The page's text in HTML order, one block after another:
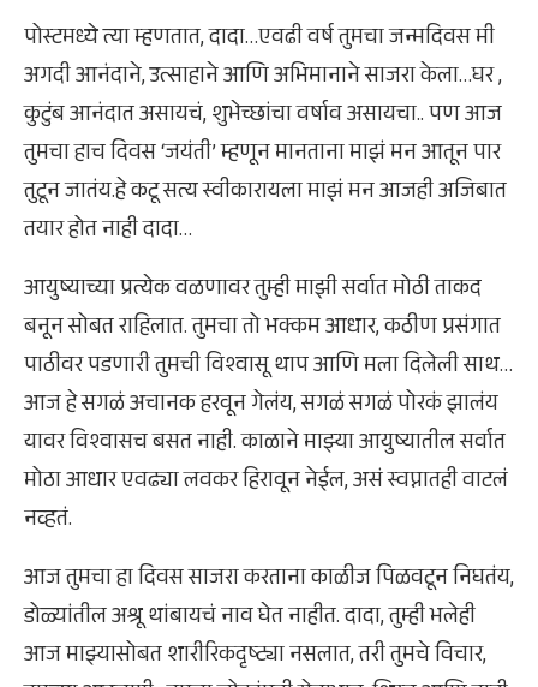
पोस्टमध्ये त्या म्हणतात, दादा…एवढी वर्ष तुमचा जन्मदिवस मी
अगदी आनंदाने, उत्साहाने आणि अभिमानाने साजरा केला…घर ,
कुटुंब आनंदात असायचं, शुभेच्छांचा वर्षाव असायचा.. पण आज
तुमचा हाच दिवस ‘जयंती’ म्हणून मानताना माझं मन आतून पार
तुटून जातंय.हे कटू सत्य स्वीकारायला माझं मन आजही अजिबात
तयार होत नाही दादा…
आयुष्याच्या प्रत्येक वळणावर तुम्ही माझी सर्वात मोठी ताकद
बनून सोबत राहिलात. तुमचा तो भक्कम आधार, कठीण प्रसंगात
पाठीवर पडणारी तुमची विश्वासू थाप आणि मला दिलेली साथ…
आज हे सगळं अचानक हरवून गेलंय, सगळं सगळं पोरकं झालंय
यावर विश्वासच बसत नाही. काळाने माझ्या आयुष्यातील सर्वात
मोठा आधार एवढ्या लवकर हिरावून नेईल, असं स्वप्नातही वाटलं
नव्हतं.
आज तुमचा हा दिवस साजरा करताना काळीज पिळवटून निघतंय,
डोळ्यांतील अश्रू थांबायचं नाव घेत नाहीत. दादा, तुम्ही भलेही
आज माझ्यासोबत शारीरिकदृष्ट्या नसलात, तरी तुमचे विचार,